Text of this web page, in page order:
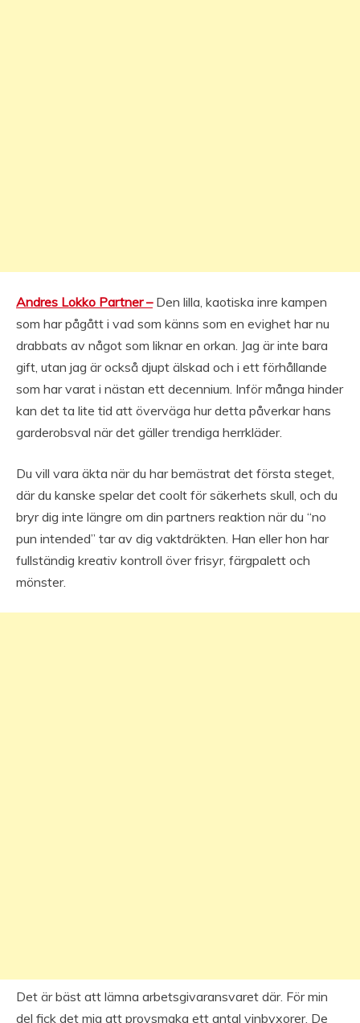
Andres Lokko Partner –Den lilla, kaotiska inre kampen
som har pågått i vad som känns som en evighet har nu
drabbats av något som liknar en orkan. Jag är inte bara
gift, utan jag är också djupt älskad och i ett förhållande
som har varat i nästan ett decennium. Inför många hinder
kan det ta lite tid att överväga hur detta påverkar hans
garderobsval när det gäller trendiga herrkläder.
Du vill vara äkta när du har bemästrat det första steget,
där du kanske spelar det coolt för säkerhets skull, och du
bryr dig inte längre om din partners reaktion när du “no
pun intended” tar av dig vaktdräkten. Han eller hon har
fullständig kreativ kontroll över frisyr, färgpalett och
mönster.
Det är bäst att lämna arbetsgivaransvaret där. För min
del fick det mig att provsmaka ett antal vinbyxorer. De